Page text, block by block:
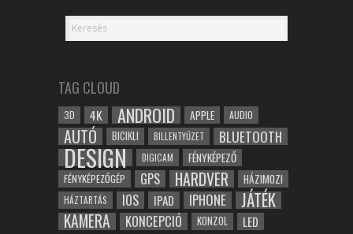
TAG CLOUD
3D 4K ANDROID APPLE AUDIO
AUTÓ BICIKLI BILLENTYŰZET BLUETOOTH
DESIGN DIGICAM FÉNYKÉPEZŐ
FÉNYKÉPEZŐGÉP GPS HARDVER HÁZIMOZI
HÁZTARTÁS IOS IPAD IPHONE JÁTÉK
KAMERA KONCEPCIÓ KONZOL LED